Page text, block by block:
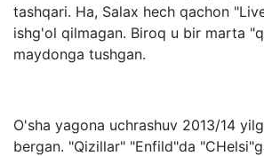
tashqari. Ha, Salax hech qachon
ishg'ol qilmagan. Biroq u bir marta
maydonga tushgan.
O'sha yagona uchrashuv 2013/14
bergan. "Qizillar" "Enfild"da